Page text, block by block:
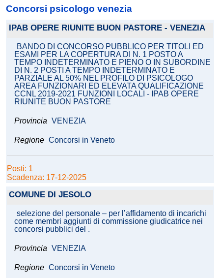
Concorsi psicologo venezia
IPAB OPERE RIUNITE BUON PASTORE - VENEZIA
BANDO DI CONCORSO PUBBLICO PER TITOLI ED
ESAMI PER LA COPERTURA DI N. 1 POSTO A
TEMPO INDETERMINATO E PIENO O IN SUBORDINE
DI N. 2 POSTI A TEMPO INDETERMINATO E
PARZIALE AL 50% NEL PROFILO DI PSICOLOGO
AREA FUNZIONARI ED ELEVATA QUALIFICAZIONE
CCNL 2019-2021 FUNZIONI LOCALI - IPAB OPERE
RIUNITE BUON PASTORE
Provincia VENEZIA
Regione Concorsi in Veneto
Posti: 1
Scadenza: 17-12-2025
COMUNE DI JESOLO
selezione del personale – per l’affidamento di incarichi
come membri aggiunti di commissione giudicatrice nei
concorsi pubblici del .
Provincia VENEZIA
Regione Concorsi in Veneto